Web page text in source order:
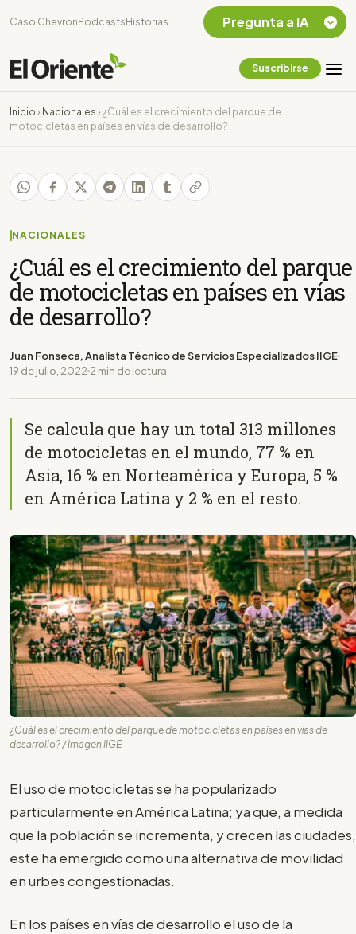
Caso Chevron Podcasts Historias
Suscribirse
Inicio › Nacionales › ¿Cuál es el crecimiento del parque de
motocicletas en países en vías de desarrollo?
NACIONALES
¿Cuál es el crecimiento del parque
de motocicletas en países en vías
de desarrollo?
Juan Fonseca, Analista Técnico de Servicios Especializados IIGE
19 de julio, 2022 2 min de lectura
Se calcula que hay un total 313 millones
de motocicletas en el mundo, 77 % en
Asia, 16 % en Norteamérica y Europa, 5 %
en América Latina y 2 % en el resto.
¿Cuál es el crecimiento del parque de motocicletas en países en vías de
desarrollo? / Imagen IIGE
El uso de motocicletas se ha popularizado
particularmente en América Latina; ya que, a medida
que la población se incrementa, y crecen las ciudades,
este ha emergido como una alternativa de movilidad
en urbes congestionadas.
En los países en vías de desarrollo el uso de la
Pregunta a IA
Chevron Ecuador